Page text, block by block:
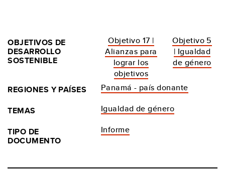
OBJETIVOS DE
DESARROLLO
SOSTENIBLE
Objetivo 17 |
Alianzas para
lograr los
objetivos
Objetivo 5
| Igualdad
de género
REGIONES Y PAÍSES
Panamá - país donante
TEMAS
Igualdad de género
TIPO DE
DOCUMENTO
Informe